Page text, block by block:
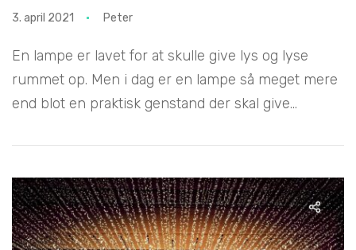
3. april 2021 Peter
En lampe er lavet for at skulle give lys og lyse
rummet op. Men i dag er en lampe så meget mere
end blot en praktisk genstand der skal give...